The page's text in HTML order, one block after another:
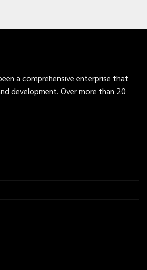
a comprehensive enterprise that
development. Over more than 20